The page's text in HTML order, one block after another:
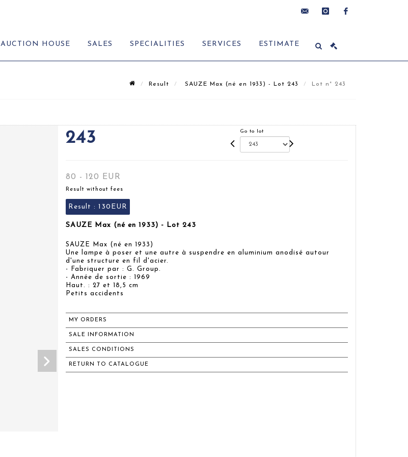
AUCTION HOUSE SALES SPECIALITIES SERVICES ESTIMATE
Result SAUZE Max (né en 1933) - Lot 243 Lot n° 243
243 Go to lot
80 - 120 EUR
Result without fees
Result : 130EUR
SAUZE Max (né en 1933) - Lot 243
SAUZE Max (né en 1933)
Une lampe à poser et une autre à suspendre en aluminium anodisé autour
d'une structure en fil d'acier.
- Fabriquer par : G. Group.
- Année de sortie : 1969
Haut. : 27 et 18,5 cm
Petits accidents
MY ORDERS
SALE INFORMATION
SALES CONDITIONS
RETURN TO CATALOGUE